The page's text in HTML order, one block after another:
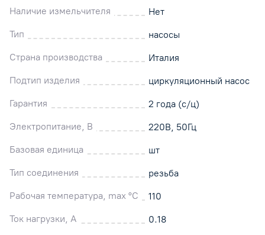
Наличие измельчителя
Нет
Тип
насосы
Страна производства
Италия
Подтип изделия
циркуляционный насос
Гарантия
2 года (с/ц)
Электропитание, В
220В, 50Гц
Базовая единица
шт
Тип соединения
резьба
Рабочая температура, max °C
110
Ток нагрузки, А
0.18